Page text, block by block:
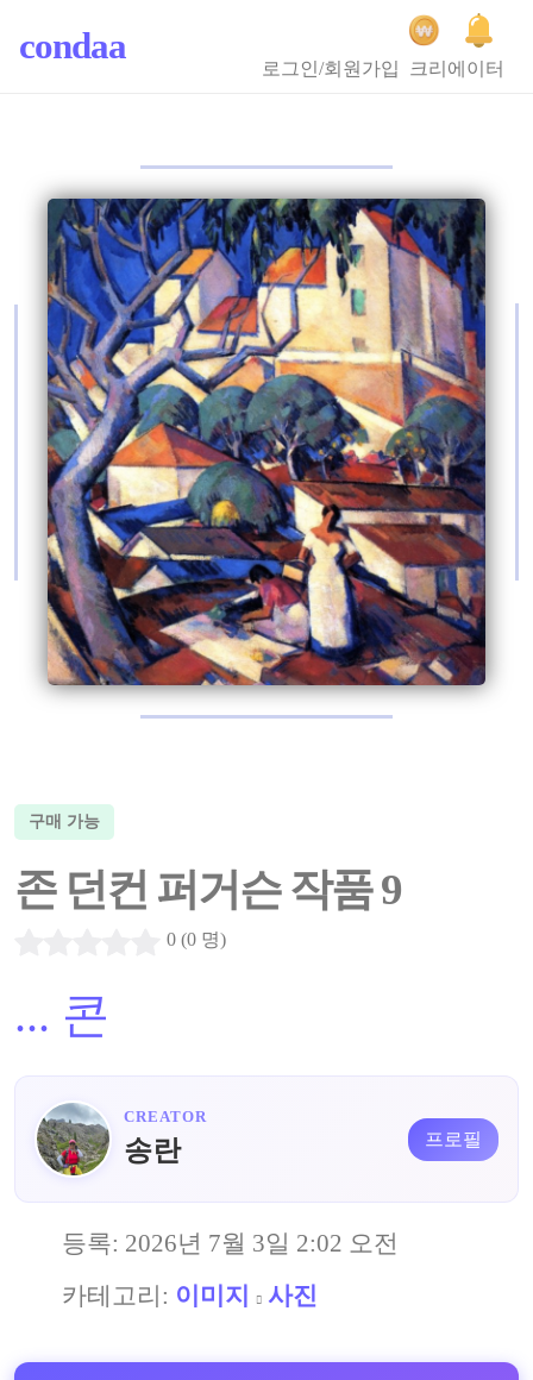
condaa
로그인/회원가입 크리에이터
구매 가능
존 던컨 퍼거슨 작품 9
0 (0 명)
... 콘
CREATOR
송란 프로필
등록: 2026년 7월 3일 2:02 오전
카테고리: 이미지 사진